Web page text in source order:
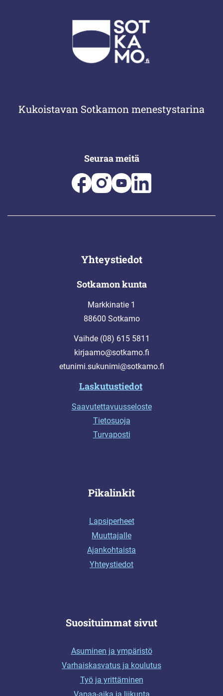
Kukoistavan Sotkamon menestystarina
Seuraa meitä
Yhteystiedot
Sotkamon kunta
Markkinatie 1
88600 Sotkamo
Vaihde (08) 615 5811
kirjaamo@sotkamo.fi
etunimi.sukunimi@sotkamo.fi
Laskutustiedot
Saavutettavuusseloste
Tietosuoja
Turvaposti
Pikalinkit
Lapsiperheet
Muuttajalle
Ajankohtaista
Yhteystiedot
Suosituimmat sivut
Asuminen ja ympäristö
Varhaiskasvatus ja koulutus
Työ ja yrittäminen
Vapaa-aika ja liikunta